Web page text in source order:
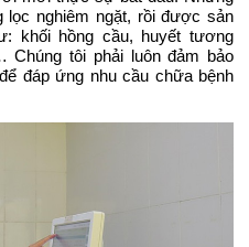
nghiêm ngặt, rồi được sản
khối hồng cầu, huyết tương
tôi phải luôn đảm bảo
đáp ứng nhu cầu chữa bệnh